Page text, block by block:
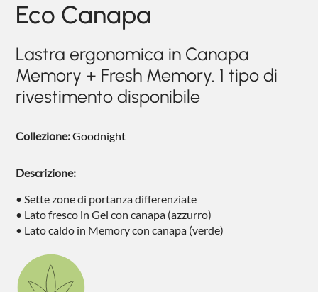
NIGHTBLOOM
GOODNIGHT
COMPLEMENTI
Eco Canapa
Lastra ergonomica in Canapa
Memory + Fresh Memory. 1 tipo di
rivestimento disponibile
Collezione:Goodnight
Descrizione:
• Sette zone di portanza differenziate
• Lato fresco in Gel con canapa (azzurro)
• Lato caldo in Memory con canapa (verde)